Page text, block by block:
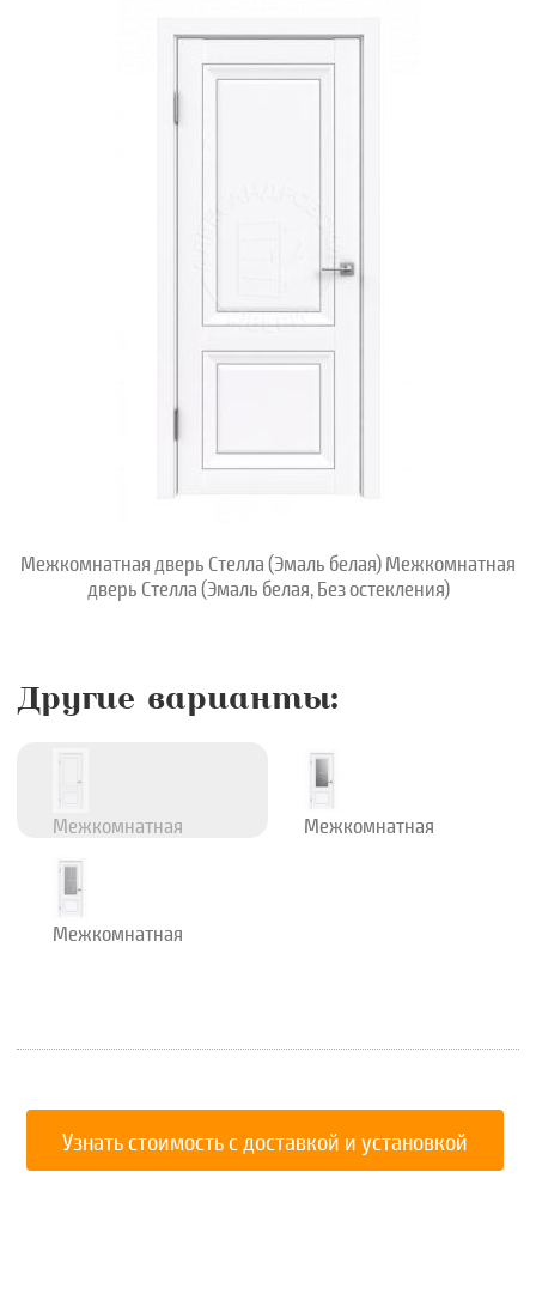
Межкомнатная дверь Стелла (Эмаль белая) Межкомнатная
дверь Стелла (Эмаль белая, Без остекления)
Другие варианты:
Межкомнатная
(Эмаль белая)
Межкомнатная
дверь Стелла
(Эмаль белая,
Межкомнатная
Межкомнатная
(Эмаль белая,
Узнать стоимость с доставкой и установкой